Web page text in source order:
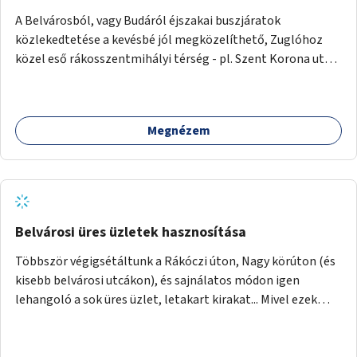
kitaposás, abban az esetben alakítsanak ki összefüggő
zöldsávot a fák között ott, ahol a parkolás nem
engedélyezett (pl. Origo Nyelvi Centrum előtt, vagy a
A Belvárosból, vagy Budáról éjszakai buszjáratok
közlekedtetése a kevésbé jól megközelíthető, Zuglóhoz
közel eső rákosszentmihályi térség - pl. Szent Korona utcai
forgalomba állítása.
Megnézem
Belvárosi üres üzletek hasznosítása
Többször végigsétáltunk a Rákóczi úton, Nagy körúton (és
kisebb belvárosi utcákon), és sajnálatos módon igen
lehangoló a sok üres üzlet, letakart kirakat... Mivel ezek